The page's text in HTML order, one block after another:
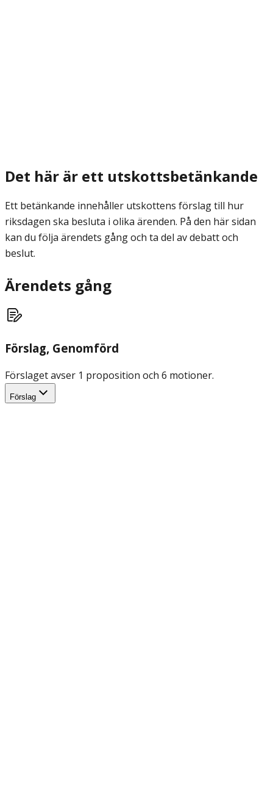
Det här är ett utskottsbetänkande
Ett betänkande innehåller utskottens förslag till hur
riksdagen ska besluta i olika ärenden. På den här sidan
kan du följa ärendets gång och ta del av debatt och
beslut.
Ärendets gång
Förslag, Genomförd
Förslaget avser 1 proposition och 6 motioner.
Förslag